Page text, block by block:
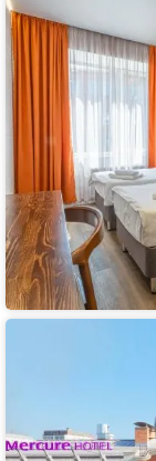
Канавинская
Отель